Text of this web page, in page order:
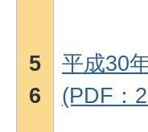
5
6
平成30
(PDF：